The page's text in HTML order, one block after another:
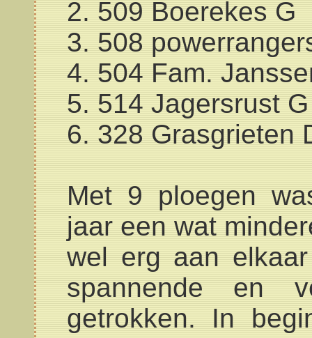
2. 509 Boerekes G
3. 508
4. 504 Fam.
5. 514 Jagersrust G
6. 328 Grasgrieten
Met 9 ploegen
jaar een wat
wel erg aan
spannende en
getrokken. In